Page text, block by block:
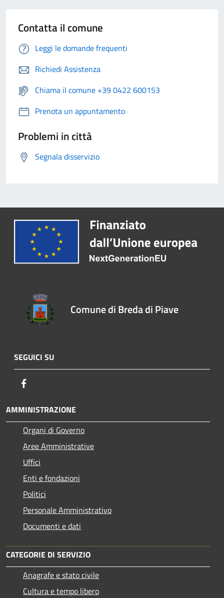
Contatta il comune
Leggi le domande frequenti
Richiedi Assistenza
Chiama il comune +39 0422 600153
Prenota un appuntamento
Problemi in città
Segnala disservizio
Comune di Breda di Piave
SEGUICI SU
AMMINISTRAZIONE
Organi di Governo
Aree Amministrative
Uffici
Enti e fondazioni
Politici
Personale Amministrativo
Documenti e dati
CATEGORIE DI SERVIZIO
Anagrafe e stato civile
Cultura e tempo libero